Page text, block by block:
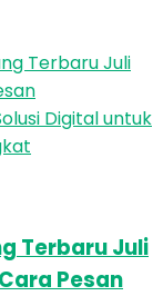
Terbaru Juli
Digital untuk
Terbaru Juli
Pesan